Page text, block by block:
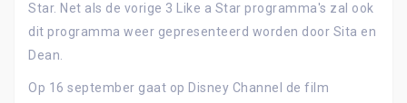
Star. Net als de vorige 3 Like a Star programma's zal ook
dit programma weer gepresenteerd worden door Sita en
Dean.
Op 16 september gaat op Disney Channel de film